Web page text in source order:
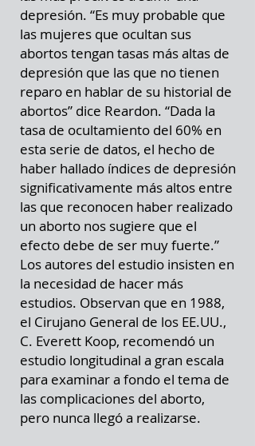
depresión. “Es muy probable que
las mujeres que ocultan sus
abortos tengan tasas más altas de
depresión que las que no tienen
reparo en hablar de su historial de
abortos” dice Reardon. “Dada la
tasa de ocultamiento del 60% en
esta serie de datos, el hecho de
haber hallado índices de depresión
significativamente más altos entre
las que reconocen haber realizado
un aborto nos sugiere que el
efecto debe de ser muy fuerte.”
Los autores del estudio insisten en
la necesidad de hacer más
estudios. Observan que en 1988,
el Cirujano General de los EE.UU.,
C. Everett Koop, recomendó un
estudio longitudinal a gran escala
para examinar a fondo el tema de
las complicaciones del aborto,
pero nunca llegó a realizarse.